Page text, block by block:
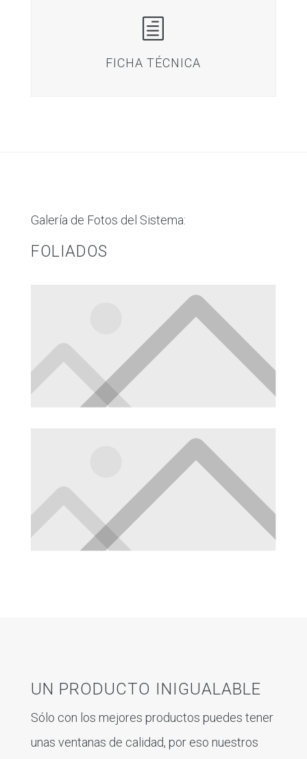
h
FICHA TÉCNICA
Galería de Fotos del Sistema:
FOLIADOS
UN PRODUCTO INIGUALABLE
Sólo con los mejores productos puedes tener
unas ventanas de calidad, por eso nuestros